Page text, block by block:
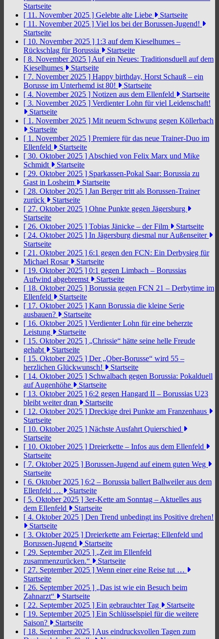
Startseite
[ 11. November 2025 ] Gelebte alte Liebe
Startseite
[ 11. November 2025 ] Viel los bei der Borussen-Jugend!
Startseite
[ 10. November 2025 ] 1:3 auf dem Kieselhumes –
Rückschlag für Borussia
Startseite
[ 8. November 2025 ] Auf ein Neues: Traditionsduell auf dem
Kieselhumes
Startseite
[ 7. November 2025 ] Happy birthday, Horst Schauß – ein
Borusse im Unterhemd ist 80!
Startseite
[ 4. November 2025 ] Notizen aus dem Ellenfeld
Startseite
[ 3. November 2025 ] Verdienter Lohn für viel Leidenschaft!
Startseite
[ 1. November 2025 ] Mit neuem Schwung gegen Köllerbach
Startseite
[ 1. November 2025 ] Premiere für das neue Trainer-Duo im
Ellenfeld
Startseite
[ 30. Oktober 2025 ] Abschied von Felix Marx und Mike
Schmidt
Startseite
[ 29. Oktober 2025 ] Sparkassen-Pokal Saar: Borussia zu
Gast in Losheim
Startseite
[ 28. Oktober 2025 ] Jan Berger tritt als Borussen-Trainer
zurück
Startseite
[ 27. Oktober 2025 ] Ohne Punkte gegen Jägersburg
Startseite
[ 26. Oktober 2025 ] Tobias Jänicke – der Film
Startseite
[ 24. Oktober 2025 ] In Jägersburg diesmal nur Außenseiter
Startseite
[ 21. Oktober 2025 ] 6:1 gegen den FCN: Ein Derbysieg für
Michael Rosar
Startseite
[ 19. Oktober 2025 ] 0:1 gegen Limbach – Borussias
Aufwind abgebremst
Startseite
[ 18. Oktober 2025 ] Borussia gegen FCN 21 – Derbytime im
Ellenfeld
Startseite
[ 17. Oktober 2025 ] Kann Borussia die kleine Serie
ausbauen?
Startseite
[ 16. Oktober 2025 ] Verdienter Lohn für eine beherzte
Leistung
Startseite
[ 15. Oktober 2025 ] „Chrissie“ hätte seine helle Freude
gehabt
Startseite
[ 15. Oktober 2025 ] Der „Ober-Borusse“ wird 55 –
herzlichen Glückwunsch!
Startseite
[ 14. Oktober 2025 ] Schwalbach gegen Borussia: Pokalduell
auf Augenhöhe
Startseite
[ 13. Oktober 2025 ] 6:2 gegen Hangard II – Borussias U23
bleibt weiter dran
Startseite
[ 12. Oktober 2025 ] Dreckige drei Punkte am Franzenhaus
Startseite
[ 10. Oktober 2025 ] Nächste Ausfahrt Quierschied
Startseite
[ 10. Oktober 2025 ] Dreierkette – Infos aus dem Ellenfeld
Startseite
[ 7. Oktober 2025 ] Borussen-Jugend auf einem guten Weg
Startseite
[ 6. Oktober 2025 ] 6:2 – Borussia ballert Ballweiler aus dem
Ellenfeld …
Startseite
[ 5. Oktober 2025 ] 3er-Kette am Sonntag – Aktuelles aus
dem Ellenfeld
Startseite
[ 4. Oktober 2025 ] Den Trend unbedingt ins Positive drehen!
Startseite
[ 3. Oktober 2025 ] Dreierkette am Feiertag: Ellenfeld und
Borussen-Jugend
Startseite
[ 29. September 2025 ] „Zeit im Ellenfeld
zusammenzurücken.“
Startseite
[ 27. September 2025 ] Wenn einer eine Reise tut …
Startseite
[ 26. September 2025 ] „Das ist wie ein Besuch beim
Zahnarzt“
Startseite
[ 22. September 2025 ] Ein gebrauchter Tag
Startseite
[ 19. September 2025 ] Ein Schlüsselspiel für die weitere
Saison?
Startseite
[ 18. September 2025 ] Aus eindrucksvollen Tagen zum